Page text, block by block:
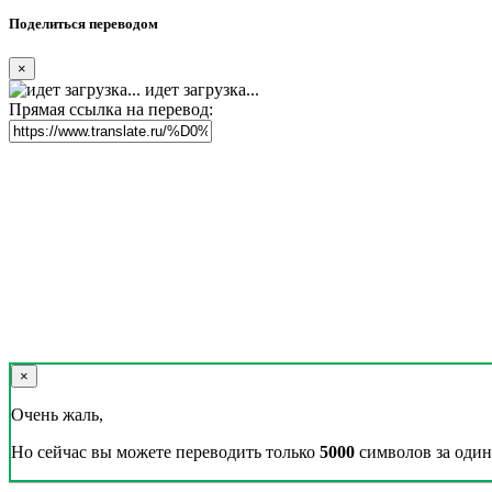
Поделиться переводом
×
идет загрузка...
Прямая ссылка на перевод:
×
Очень жаль,
Но сейчас вы можете переводить только 5000 символов за